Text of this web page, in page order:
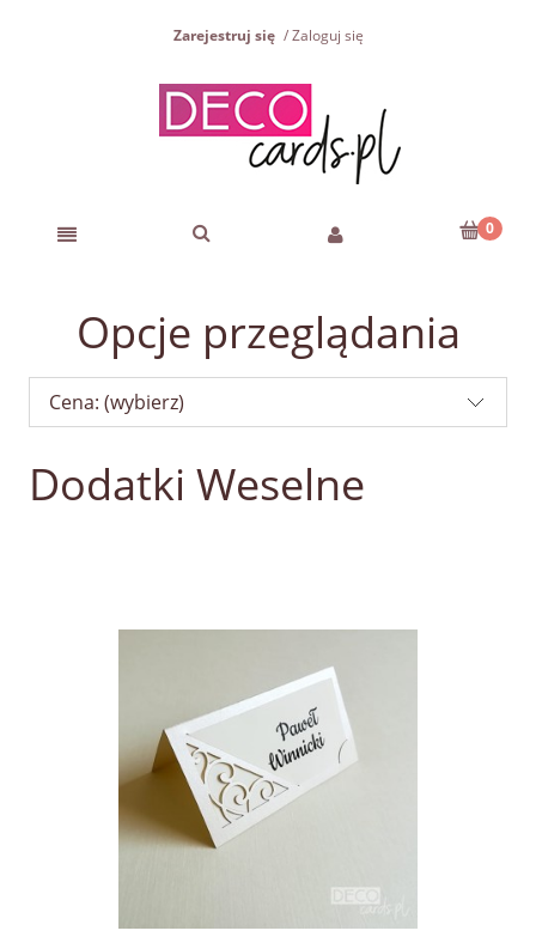
Zarejestruj się Zaloguj się
Opcje przeglądania
Cena: (wybierz)
Dodatki Weselne